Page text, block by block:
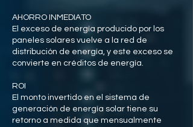
AHORRO INMEDIATO
El exceso de energía producido por los
paneles solares vuelve a la red de
distribución de energía, y este exceso se
convierte en créditos de energía.
ROI
El monto invertido en el sistema de
generación de energía solar tiene su
retorno a medida que mensualmente